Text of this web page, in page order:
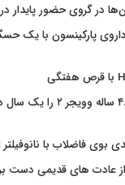
در گروی حضور پایدار در
پارکینسون با یک
ناسا مأموریت ۴۸ ساله
از عادت های قدیمی دست